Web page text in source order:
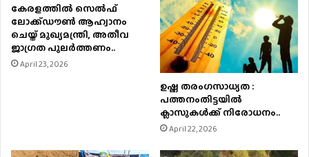
കേരളത്തിൽ സെൽഫ്
ലോക്ക്ഡൗൺ ആഹ്വാനം
ചെയ്ത് മുഖ്യമന്ത്രി, അതീവ
ജാഗ്രത പുലർത്തണം..
April 23, 2026
ഉഷ്ണ തരംഗസാധ്യത :
പത്തനംതിട്ടയില്‍
ക്ലാസുകള്‍ക്ക് നിരോധനം..
April 22, 2026